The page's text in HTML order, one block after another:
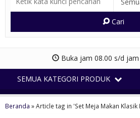
Cari
Buka jam 08.00 s/d
SEMUA KATEGORI PRODUK
Beranda »Article tag in 'Set Meja Makan Klasik